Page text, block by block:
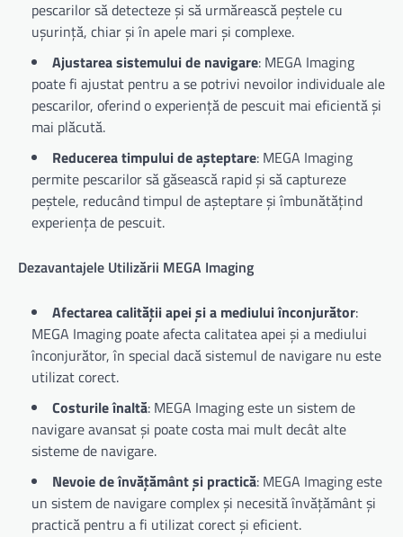
pescarilor să detecteze și să urmărească peștele cu
ușurință, chiar și în apele mari și complexe.
Ajustarea sistemului de navigare: MEGA Imaging
poate fi ajustat pentru a se potrivi nevoilor individuale ale
pescarilor, oferind o experiență de pescuit mai eficientă și
mai plăcută.
Reducerea timpului de așteptare: MEGA Imaging
permite pescarilor să găsească rapid și să captureze
peștele, reducând timpul de așteptare și îmbunătățind
experiența de pescuit.
Dezavantajele Utilizării MEGA Imaging
Afectarea calității apei și a mediului înconjurător:
MEGA Imaging poate afecta calitatea apei și a mediului
înconjurător, în special dacă sistemul de navigare nu este
utilizat corect.
Costurile înaltă: MEGA Imaging este un sistem de
navigare avansat și poate costa mai mult decât alte
sisteme de navigare.
Nevoie de învățământ și practică: MEGA Imaging este
un sistem de navigare complex și necesită învățământ și
practică pentru a fi utilizat corect și eficient.